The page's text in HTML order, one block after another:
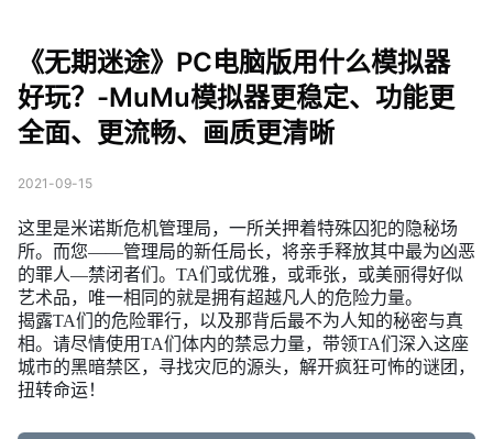
功能更全面、更流畅、
画质更清晰
《无期迷途》PC电脑版用什么模拟器
好玩？-MuMu模拟器更稳定、功能更
全面、更流畅、画质更清晰
2021-09-15
这里是米诺斯危机管理局，一所关押着特殊囚犯的隐秘场
所。而您——管理局的新任局长，将亲手释放其中最为凶恶
的罪人—禁闭者们。TA们或优雅，或乖张，或美丽得好似
艺术品，唯一相同的就是拥有超越凡人的危险力量。
揭露TA们的危险罪行，以及那背后最不为人知的秘密与真
相。请尽情使用TA们体内的禁忌力量，带领TA们深入这座
城市的黑暗禁区，寻找灾厄的源头，解开疯狂可怖的谜团，
扭转命运！